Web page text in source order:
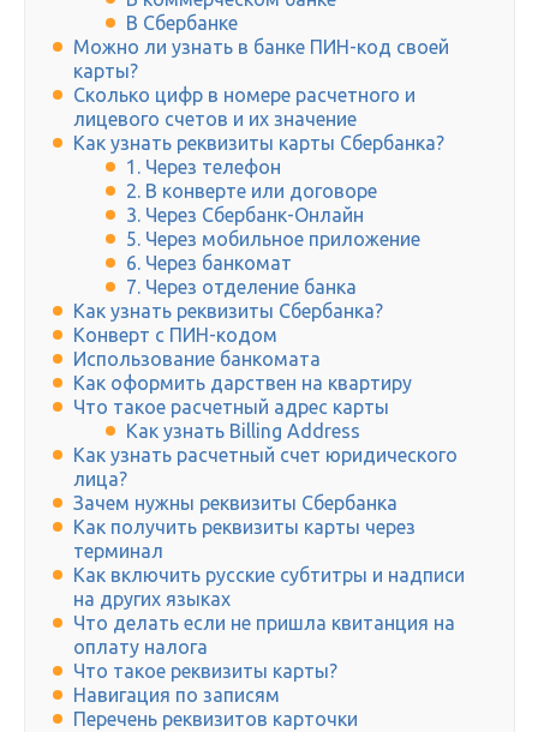
В Сбербанке
Можно ли узнать в банке ПИН-код своей
карты?
Сколько цифр в номере расчетного и
лицевого счетов и их значение
Как узнать реквизиты карты Сбербанка?
1. Через телефон
2. В конверте или договоре
3. Через Сбербанк-Онлайн
5. Через мобильное приложение
6. Через банкомат
7. Через отделение банка
Как узнать реквизиты Сбербанка?
Конверт с ПИН-кодом
Использование банкомата
Как оформить дарствен на квартиру
Что такое расчетный адрес карты
Как узнать Billing Address
Как узнать расчетный счет юридического
лица?
Зачем нужны реквизиты Сбербанка
Как получить реквизиты карты через
терминал
Как включить русские субтитры и надписи
на других языках
Что делать если не пришла квитанция на
оплату налога
Что такое реквизиты карты?
Навигация по записям
Перечень реквизитов карточки